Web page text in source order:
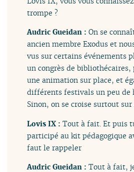
trompe ?
Audric Gueidan :On se
ancien membre Exodus et
vus sur certains événements
un congrès de bibliothécaires,
une animation sur place, et
différents festivals un peu de
Sinon, on se croise surtout
Lovis IX :Tout à fait. Et puis
participé au kit pédagogique
faut le rappeler
Audric Gueidan :Tout à fait,